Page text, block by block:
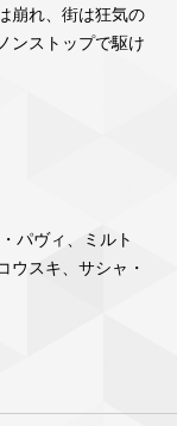
崩れ、街は狂気の
ンストップで駆け
パヴィ、ミルト
ウスキ、サシャ・